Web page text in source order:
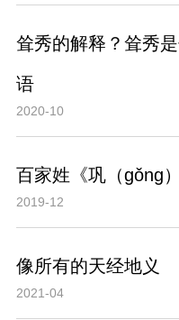
耸秀的解释？耸秀
语
2020-10
百家姓《巩（gǒng
2019-12
像所有的天经地义
2021-04